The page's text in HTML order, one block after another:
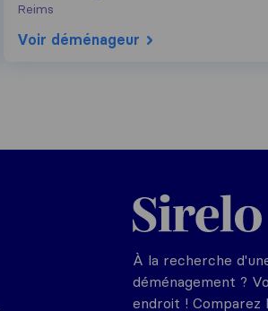
Reims
Voir déménageur
Sirelo.fr
À la recherche
déménagement ?
endroit ! Comparez